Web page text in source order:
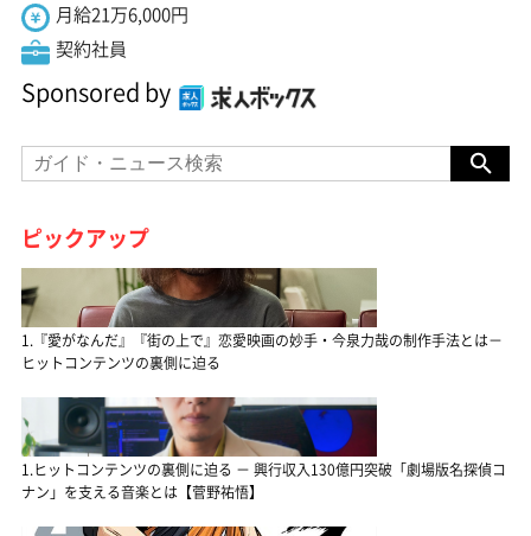
月給21万6,000円
契約社員
Sponsored by
ピックアップ
1.『愛がなんだ』『街の上で』恋愛映画の妙手・今泉力哉の制作手法とは－
ヒットコンテンツの裏側に迫る
1.ヒットコンテンツの裏側に迫る － 興行収入130億円突破「劇場版名探偵コ
ナン」を支える音楽とは【菅野祐悟】